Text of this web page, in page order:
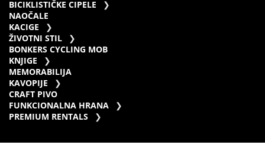
BICIKLISTIČKE CIPELE
NAOČALE
KACIGE
ŽIVOTNI STIL
BONKERS CYCLING MOB
KNJIGE
MEMORABILIJA
KAVOPIJE
CRAFT PIVO
FUNKCIONALNA HRANA
PREMIUM RENTALS